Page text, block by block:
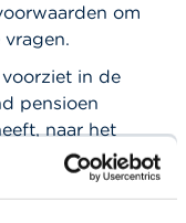
om
in de
pensioen
naar het
vervullen van de
pensioen